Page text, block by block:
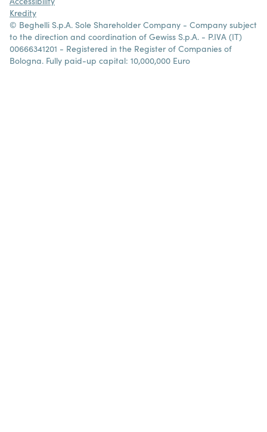
Kredity
© Beghelli S.p.A. Sole Shareholder Company - Company subject
to the direction and coordination of Gewiss S.p.A. - P.IVA (IT)
00666341201 - Registered in the Register of Companies of
Bologna. Fully paid-up capital: 10,000,000 Euro